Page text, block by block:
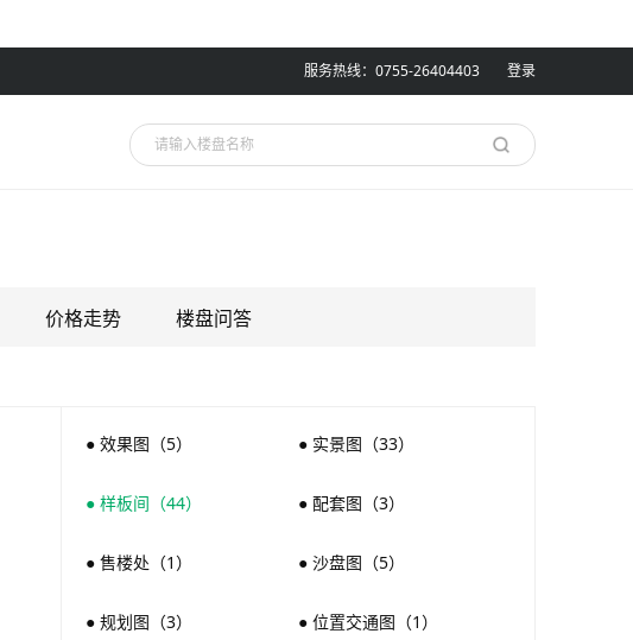
服务热线：0755-26404403 登录
价格走势 楼盘问答
● 效果图（5） ● 实景图（33）
● 样板间（44） ● 配套图（3）
● 售楼处（1） ● 沙盘图（5）
● 规划图（3） ● 位置交通图（1）